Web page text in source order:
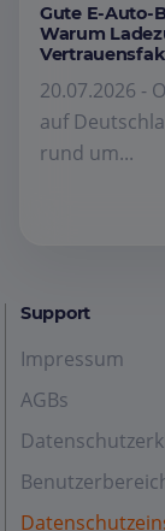
Gute E-Auto-
Warum
20.07.2026 -
auf
rund um...
Support
Impressum
AGBs